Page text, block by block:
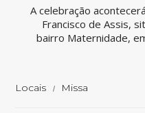
A celebração
Francisco de Assis,
bairro Maternidade,
Locais Missa